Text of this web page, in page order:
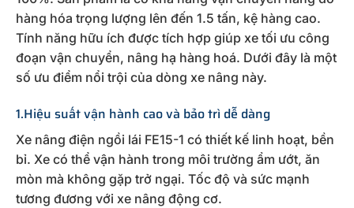
hàng hóa trọng lượng lên đến 1.5 tấn, kệ hàng cao.
Tính năng hữu ích được tích hợp giúp xe tối ưu công
đoạn vận chuyển, nâng hạ hàng hoá. Dưới đây là một
số ưu điểm nổi trội của dòng xe nâng này.
1.Hiệu suất vận hành cao và bảo trì dễ dàng
Xe nâng điện ngồi lái FE15-1 có thiết kế linh hoạt, bền
bỉ. Xe có thể vận hành trong môi trường ẩm ướt, ăn
mòn mà không gặp trở ngại. Tốc độ và sức mạnh
tương đương với xe nâng động cơ.